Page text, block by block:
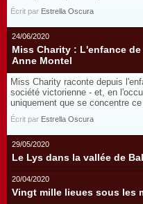
Écrit par Estrella Oscura
24/06/2020
Miss Charity : L'enfance
Anne Montel
Miss Charity raconte depuis
société victorienne - et, en
uniquement que se concentre
Écrit par Estrella Oscura
29/05/2020
Le Lys dans la vallée de
20/04/2020
Vingt mille lieues sous les